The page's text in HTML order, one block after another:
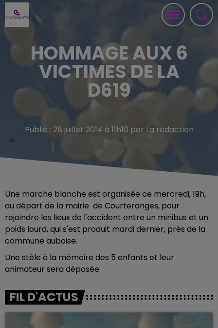
HOMMAGE AUX 6
VICTIMES DE LA
D619
Publié : 28 juillet 2014 à 11h10 par La rédaction
Une marche blanche est organisée ce mercredi, 19h,
au départ de la mairie de Courteranges, pour
rejoindre les lieux de l'accident entre un minibus et un
poids lourd, qui s'est produit mardi dernier, près de la
commune auboise.
Une stèle à la mémoire des 5 enfants et leur
animateur sera déposée.
FIL D'ACTUS